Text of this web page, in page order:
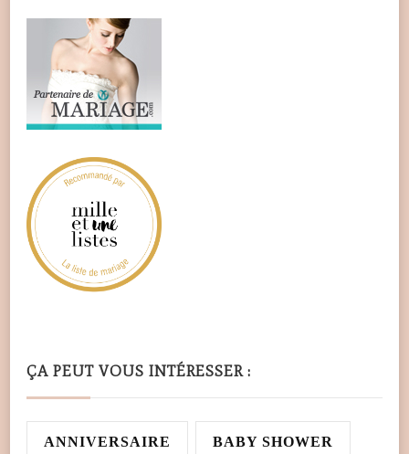
ÇA PEUT VOUS INTÉRESSER :
ANNIVERSAIRE BABY SHOWER